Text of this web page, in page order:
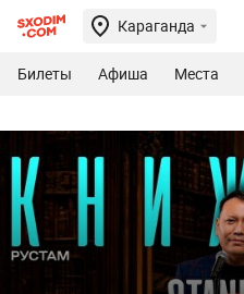
Караганда
Билеты Афиша Места